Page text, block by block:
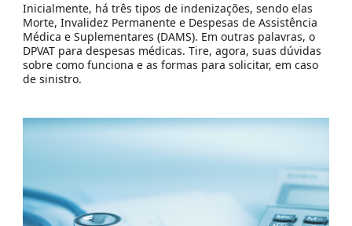
Inicialmente, há três tipos de indenizações, sendo elas
Morte, Invalidez Permanente e Despesas de Assistência
Médica e Suplementares (DAMS). Em outras palavras, o
DPVAT para despesas médicas. Tire, agora, suas dúvidas
sobre como funciona e as formas para solicitar, em caso
de sinistro.